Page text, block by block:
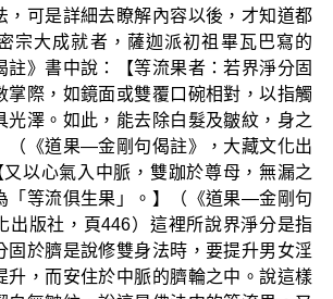
，可是詳細去瞭解內容以後，才知道都
宗大成就者，薩迦派初祖畢瓦巴寫的
註》書中說：【等流果者：若界淨分固
掌際，如鏡面或雙覆口碗相對，以指觸
光澤。如此，能去除白髮及皺紋，身之
（《道果—金剛句偈註》，大藏文化出
以心氣入中脈，雙跏於尊母，無漏之
「等流俱生果」。】（《道果—金剛句
出版社，頁446）這裡所說界淨分是指
固於臍是說修雙身法時，要提升男女淫
升，而安住於中脈的臍輪之中。說這樣